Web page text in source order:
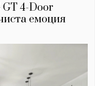
4-Door
емоция